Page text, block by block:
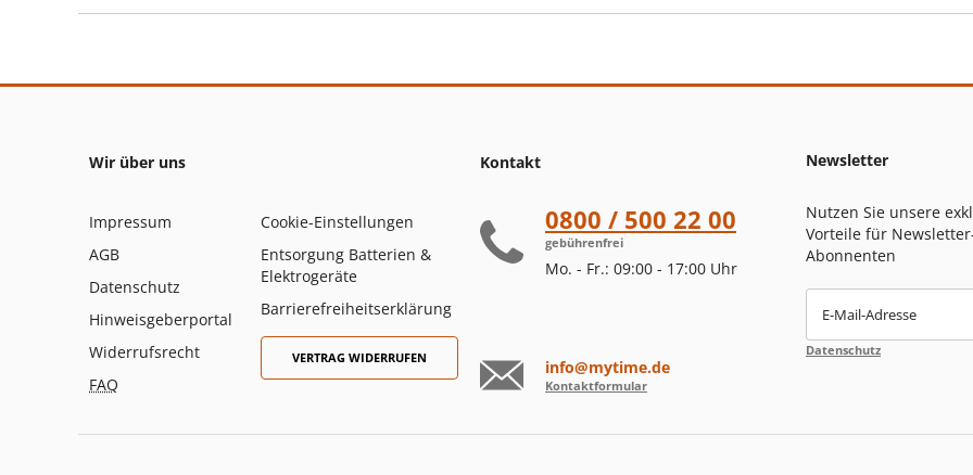
Wir über uns
Impressum
AGB
Datenschutz
Hinweisgeberportal
Widerrufsrecht
FAQ
Cookie-Einstellungen
Entsorgung Batterien &
Elektrogeräte
Barrierefreiheitserklärung
VERTRAG WIDERRUFEN
Kontakt
0800 / 500 22 00
gebührenfrei
Mo. - Fr.: 09:00 - 17:00 Uhr
info@mytime.de
Kontaktformular
Newsletter
Nutzen Sie unsere
Vorteile für
Abonnenten
E-Mail-Adresse
Datenschutz